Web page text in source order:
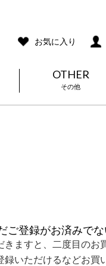
お気に入り
OTHER
その他
ご登録がお済みで
ますと、二度目のお
いただけるなどお買